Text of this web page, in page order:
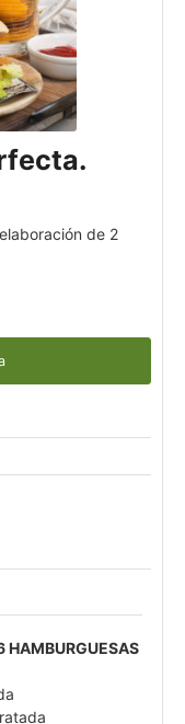
de 2
HAMBURGUESAS